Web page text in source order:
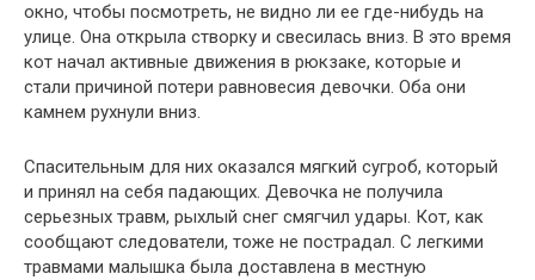
окно, чтобы посмотреть, не видно ли ее где-нибудь на
улице. Она открыла створку и свесилась вниз. В это время
кот начал активные движения в рюкзаке, которые и
стали причиной потери равновесия девочки. Оба они
камнем рухнули вниз.
Спасительным для них оказался мягкий сугроб, который
и принял на себя падающих. Девочка не получила
серьезных травм, рыхлый снег смягчил удары. Кот, как
сообщают следователи, тоже не пострадал. С легкими
травмами малышка была доставлена в местную